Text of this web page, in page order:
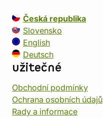
Česká republika
Slovensko
English
Deutsch
užitečné
Obchodní podmínky
Ochrana osobních údajů
Rady a informace